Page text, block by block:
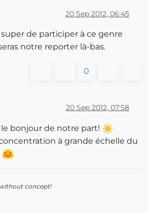
20 Sep 2012, 06:45
de participer à ce genre
notre reporter là-bas.
0
20 Sep 2012, 07:58
bonjour de notre part!
à grande échelle du
concept!